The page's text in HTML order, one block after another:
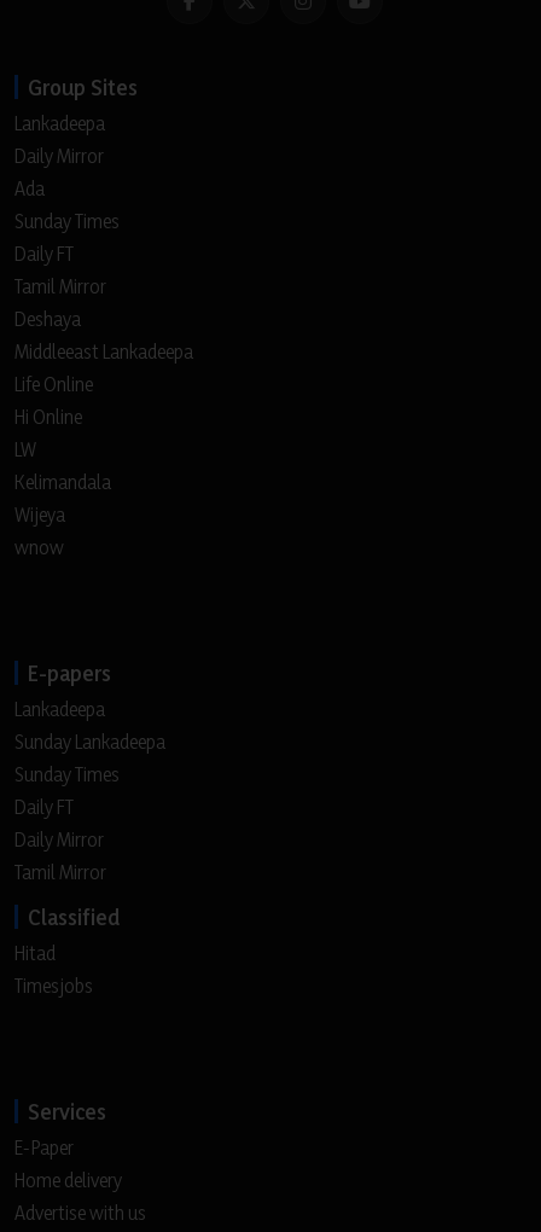
Group Sites
Lankadeepa
Daily Mirror
Ada
Sunday Times
Daily FT
Tamil Mirror
Deshaya
Middleeast Lankadeepa
Life Online
Hi Online
LW
Kelimandala
Wijeya
wnow
E-papers
Lankadeepa
Sunday Lankadeepa
Sunday Times
Daily FT
Daily Mirror
Tamil Mirror
Classified
Hitad
Timesjobs
Services
E-Paper
Home delivery
Advertise with us